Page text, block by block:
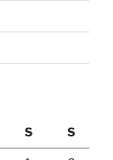
S S